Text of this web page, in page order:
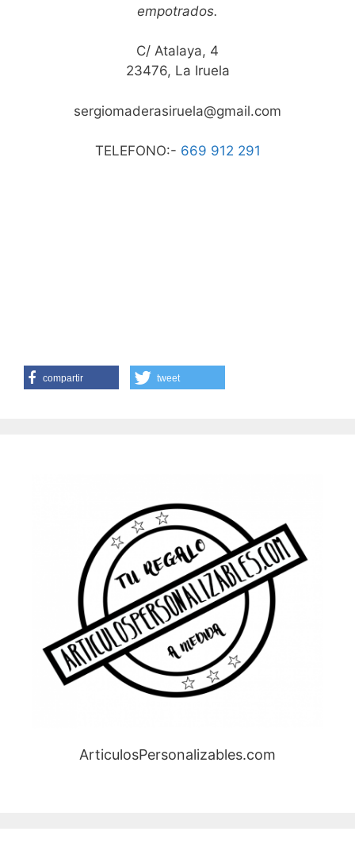
empotrados.
C/ Atalaya, 4
23476, La Iruela
sergiomaderasiruela@gmail.com
TELEFONO:- 669 912 291
compartir tweet
ArticulosPersonalizables.com